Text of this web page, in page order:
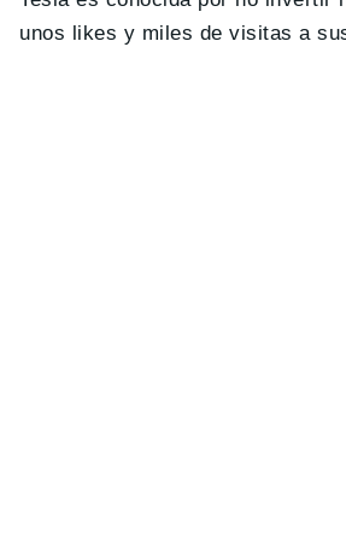
unos likes y miles de visitas a